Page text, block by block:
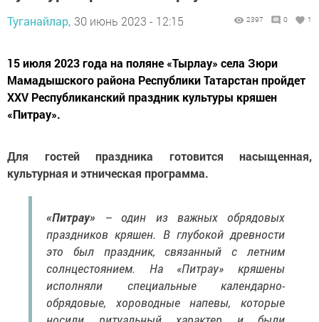
Туганайлар, 30 июнь 2023 - 12:15 2397 0 1
15 июля 2023 года на поляне «Тырлау» села Зюри
Мамадышского района Республики Татарстан пройдет
XXV Республиканский праздник культуры кряшен
«Питрау».
Для гостей праздника готовится насыщенная,
культурная и этническая программа.
«Питрау» – один из важных обрядовых
праздников кряшен. В глубокой древности
это был праздник, связанный с летним
солнцестоянием. На «Питрау» кряшены
исполняли специальные календарно-
обрядовые, хороводные напевы, которые